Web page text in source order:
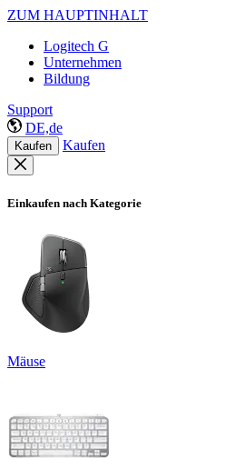
ZUM HAUPTINHALT
Logitech G
Unternehmen
Bildung
Support
DE,de
Kaufen Kaufen
Einkaufen nach Kategorie
Mäuse